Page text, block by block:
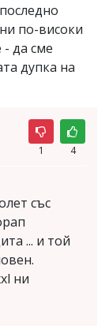
по-високи
- да сме
дупка на
1 4
със
... и той
ни